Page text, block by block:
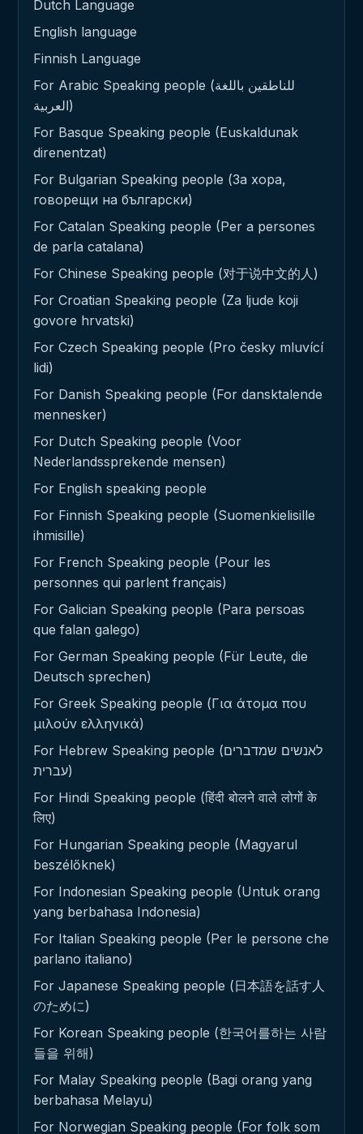
Dutch Language
English language
Finnish Language
For Arabic Speaking people (للناطقين باللغة
العربية)
For Basque Speaking people (Euskaldunak
direnentzat)
For Bulgarian Speaking people (За хора,
говорещи на български)
For Catalan Speaking people (Per a persones
de parla catalana)
For Chinese Speaking people (对于说中文的人)
For Croatian Speaking people (Za ljude koji
govore hrvatski)
For Czech Speaking people (Pro česky mluvící
lidi)
For Danish Speaking people (For dansktalende
mennesker)
For Dutch Speaking people (Voor
Nederlandssprekende mensen)
For English speaking people
For Finnish Speaking people (Suomenkielisille
ihmisille)
For French Speaking people (Pour les
personnes qui parlent français)
For Galician Speaking people (Para persoas
que falan galego)
For German Speaking people (Für Leute, die
Deutsch sprechen)
For Greek Speaking people (Για άτομα που
μιλούν ελληνικά)
For Hebrew Speaking people (לאנשים שמדברים
עברית)
For Hindi Speaking people (हिंदी बोलने वाले लोगों के
लिए)
For Hungarian Speaking people (Magyarul
beszélőknek)
For Indonesian Speaking people (Untuk orang
yang berbahasa Indonesia)
For Italian Speaking people (Per le persone che
parlano italiano)
For Japanese Speaking people (日本語を話す人
のために)
For Korean Speaking people (한국어를하는 사람
들을 위해)
For Malay Speaking people (Bagi orang yang
berbahasa Melayu)
For Norwegian Speaking people (For folk som